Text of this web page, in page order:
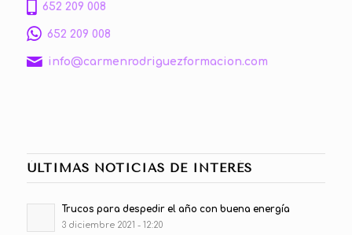
652 209 008
652 209 008
info@carmenrodriguezformacion.com
ÚLTIMAS NOTICIAS DE INTERÉS
Trucos para despedir el año con buena energía
3 diciembre 2021 - 12:20